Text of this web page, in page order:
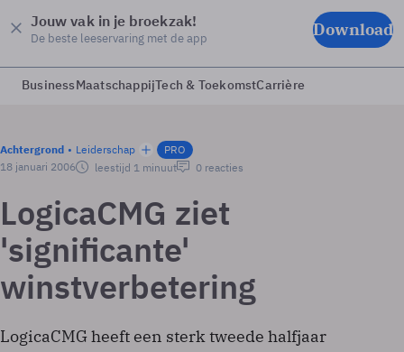
Jouw vak in je broekzak!
De beste leeservaring met de app Download
BusinessMaatschappijTech & ToekomstCarrière
Achtergrond Leiderschap
PRO
18 januari 2006
leestijd 1 minuut 0 reacties
LogicaCMG ziet
'significante'
winstverbetering
LogicaCMG heeft een sterk tweede halfjaar